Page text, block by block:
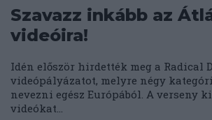
Szavazz inkább az
videóira!
Idén először hirdették meg a Radical
videópályázatot, melyre négy
nevezni egész Európából. A verseny
videókat...